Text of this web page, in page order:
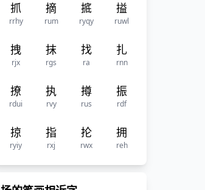
抓
rrhy
摘
rum
掋
ryqy
搤
ruwl
拽
rjx
抹
rgs
找
ra
扎
rnn
撩
rdui
执
rvy
撙
rus
振
rdf
掠
ryiy
指
rxj
抡
rwx
拥
reh